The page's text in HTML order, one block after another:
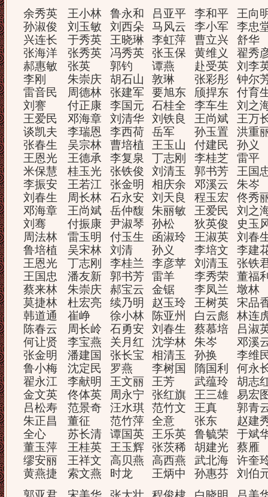
余秀英
孙淑俊
兴连长
张海洋
郝惠敏
李刚
雷音民
刘謇
王爱民
谈凯夫
张春生
王恩光
米保慧
李振安
刘春生
邓海章
刘骞
周法林
鲁培植
王恩光
王国忠
蔡来林
莫捷林
韩道通
陈春云
何让贤
张金明
鲁小梅
翟永江
金文英
吕松寿
朱正昌
全心
董玉萍
缪安丽
黄燕捷
王小林
刘玉敏
于秀英
张秀英
张英
朱崇庆
周德林
付正康
邓海章
李瑞恩
吴宗林
王德承
桂玉光
王若江
周长林
王尚斌
付振康
雷玉明
吴宋林
丁志刚
潘友新
朱崇庆
杜宏亮
崔峥
周长岭
李宝燕
潘建国
沈定民
李献明
佟体英
范景奇
董征
苏长清
王桂英
王祥文
索文燕
鲁永和
刘西朵
王晓琳
冯秀英
郭钓
胡石山
张建军
李国元
刘清华
李西荷
曹培植
李复泉
张铁俊
张金明
石永安
岳仲馥
尹淑琴
付玉生
刘清
李桂兰
郭书芳
郝宝云
续乃明
徐小林
石勇安
关月红
张长宝
罗燕
王文丽
周永宁
汪水琪
范竹萍
谭国英
王玉辉
高贝燕
时龙
吕亚平
马风云
李虹萍
张玉保
谭燕
敦琳
要旭东
石桂全
刘铁良
岳军
王玉山
丁志刚
刘清玉
相庆余
刘天良
朱丽敏
孙松
函淑玲
孙义
李彦苹
雷羊
金锯
赵玉玲
陈亚州
刘春生
沈学林
相清玉
李树国
王芳
张红旗
范竹文
全意
王乐英
张茨稀
高西燕
王炳中
李和平
李小军
曹立兴
黄维义
赴受英
张彩彤
颀捍东
李车生
王尚斌
孙玉置
付建民
李桂芝
郭书芳
邓溪云
程玉宏
王爱民
狄英俊
王淑英
李培文
刘清玉
李秀荣
李凤兰
王树英
白云彪
蔡慕培
朱岑
孙换
隋国利
武蕴玲
王三雄
王真
张东
鲁毓荣
胡建光
武北海
孙惠芬
王向
李忠
舒华
翟秀
刘李
钟尔
付育
刘之
王万
洪重
孙义
雷平
王国
朱岑
佟秀
刘之
史玉
刘春
李建
张铁
董福
墩林
宋品
林连
吕淑
邓溪
李维
何永
胡志
易宏
郭青
赵建
于斌
蔡雁
许奎
刘伯